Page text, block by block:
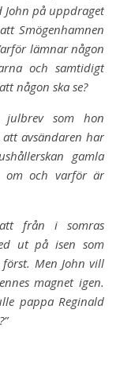
John på uppdraget
Smögenhamnen
lämnar någon
och samtidigt
någon ska se?
julbrev som hon
avsändaren har
gamla
om och varför är
från i somras
ut på isen som
Men John vill
magnet igen.
pappa Reginald